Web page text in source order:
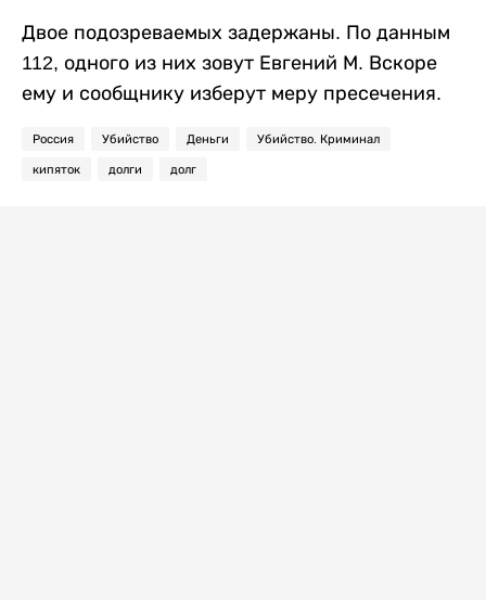
Двое подозреваемых задержаны. По данным
112, одного из них зовут Евгений М. Вскоре
ему и сообщнику изберут меру пресечения.
Россия Убийство Деньги Убийство. Криминал
кипяток долги долг